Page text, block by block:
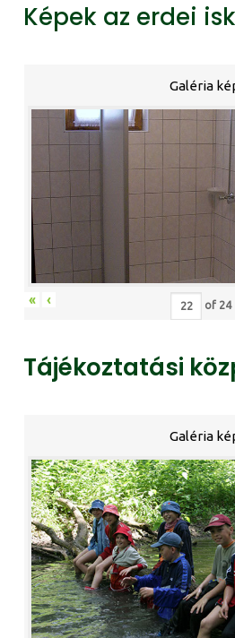
Képek az erdei
Galéria
« ‹ of 24
Tájékoztatási
Galéria